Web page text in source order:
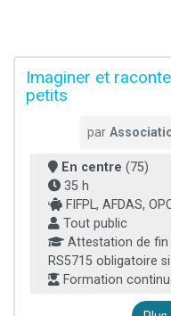
Imaginer et
petits
par
En centre (75)
35 h
FIFPL, AFDAS,
Tout public
Attestation de
RS5715 obligatoire
Formation